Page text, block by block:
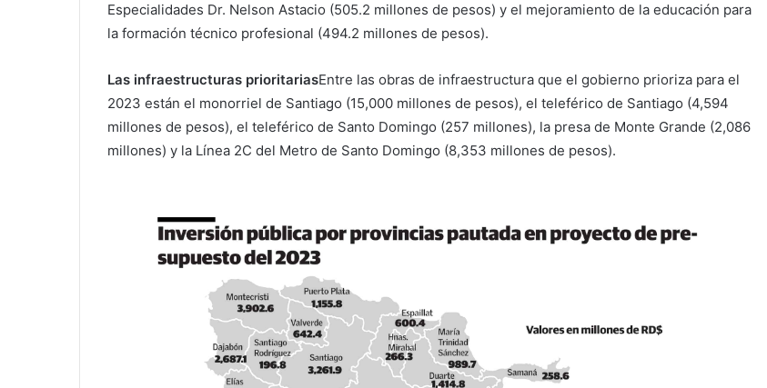
Especialidades Dr. Nelson Astacio (505.2 millones de pesos) y el mejoramiento de la educación para
la formación técnico profesional (494.2 millones de pesos).
Las infraestructuras prioritariasEntre las obras de infraestructura que el gobierno prioriza para el
2023 están el monorriel de Santiago (15,000 millones de pesos), el teleférico de Santiago (4,594
millones de pesos), el teleférico de Santo Domingo (257 millones), la presa de Monte Grande (2,086
millones) y la Línea 2C del Metro de Santo Domingo (8,353 millones de pesos).